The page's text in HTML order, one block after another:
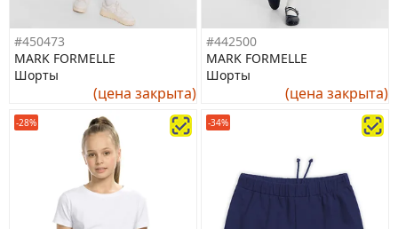
#450473
MARK FORMELLE
Шорты
(цена закрыта)
#442500
MARK FORMELLE
Шорты
(цена закрыта)
-28% -34%